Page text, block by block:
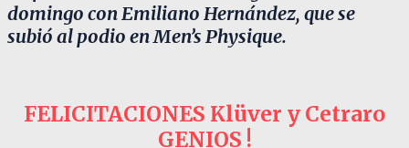
domingo con Emiliano Hernández, que se
subió al podio en Men’s Physique.
FELICITACIONES Klüver y Cetraro
GENIOS !